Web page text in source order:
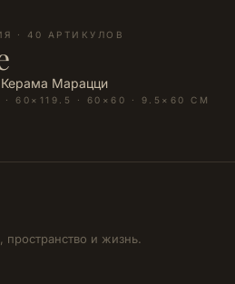
· 40 АРТИКУЛОВ
Керама Марацци
60×119.5 · 60×60 · 9.5×60 СМ
и жизнь.